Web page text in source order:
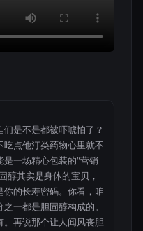
是不是都被吓唬怕了？
吃点他汀类药物心里就不
一场精心包装的“营销
醇其实是身体的宝贝，
你的长寿密码。你看，咱
一都是胆固醇构成的。
再说那个让人闻风丧胆